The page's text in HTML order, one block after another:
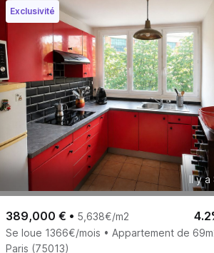
Exclusivité
Il y a
389,000 € • 5,638€/m2
Se loue 1366€/mois • Appartement de
Paris (75013)